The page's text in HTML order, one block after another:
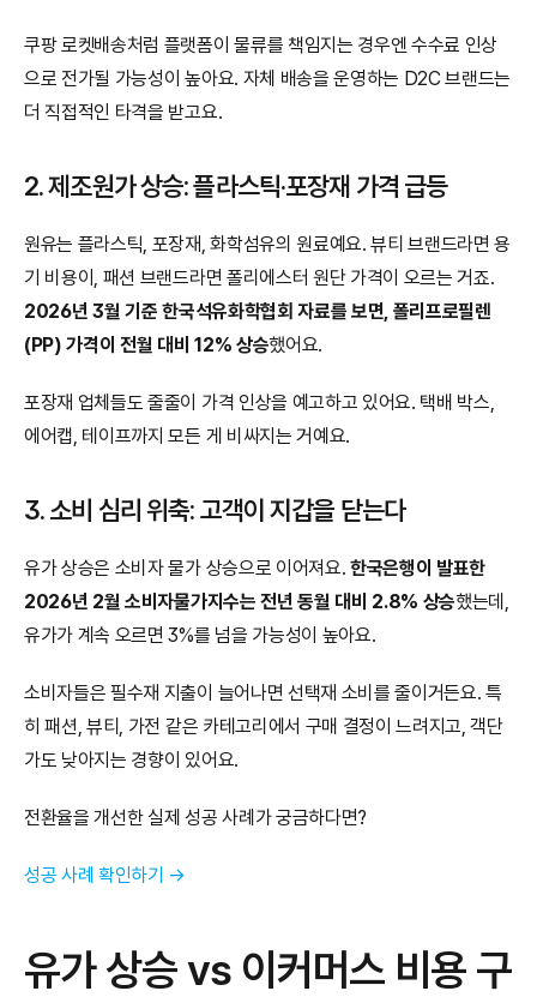
쿠팡 로켓배송처럼 플랫폼이 물류를 책임지는 경우엔 수수료 인상
으로 전가될 가능성이 높아요. 자체 배송을 운영하는 D2C 브랜드는
더 직접적인 타격을 받고요.
2. 제조원가 상승: 플라스틱·포장재 가격 급등
원유는 플라스틱, 포장재, 화학섬유의 원료예요. 뷰티 브랜드라면 용
2026년 3월 기준 한국석유화학협회 자료를 보면, 폴리프로필렌
(PP) 가격이 전월 대비 12% 상승했어요.
포장재 업체들도 줄줄이 가격 인상을 예고하고 있어요. 택배 박스,
에어캡, 테이프까지 모든 게 비싸지는 거예요.
3. 소비 심리 위축: 고객이 지갑을 닫는다
유가 상승은 소비자 물가 상승으로 이어져요. 한국은행이 발표한
2026년 2월 소비자물가지수는 전년 동월 대비 2.8% 상승했는데,
유가가 계속 오르면 3%를 넘을 가능성이 높아요.
소비자들은 필수재 지출이 늘어나면 선택재 소비를 줄이거든요. 특
히 패션, 뷰티, 가전 같은 카테고리에서 구매 결정이 느려지고, 객단
가도 낮아지는 경향이 있어요.
전환율을 개선한 실제 성공 사례가 궁금하다면?
성공 사례 확인하기 →
유가 상승 vs 이커머스 비용 구